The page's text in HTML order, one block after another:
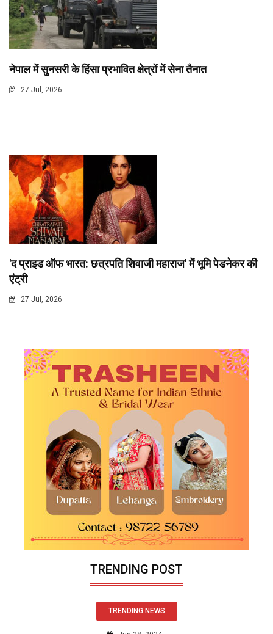
नेपाल में सुनसरी के हिंसा प्रभावित क्षेत्रों में सेना तैनात
27 Jul, 2026
'द प्राइड ऑफ भारत: छत्रपति शिवाजी महाराज' में भूमि पेडनेकर की
एंट्री
27 Jul, 2026
TRENDING POST
TRENDING NEWS